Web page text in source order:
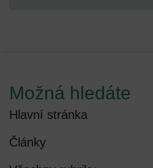
Možná hledáte
Hlavní stránka
Články